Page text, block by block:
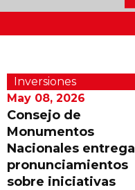
Actualidad Minera
Minería Superficie
Minerí­a Subterránea
Proveedores
Inversiones
May 08, 2026
Consejo de
Monumentos
Nacionales entrega
pronunciamientos
sobre iniciativas